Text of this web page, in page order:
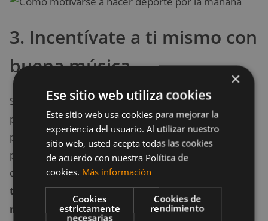
3. Incentívate a ti mismo con
buena música
Si encuentras un nueva canción que te motive y no
para de escuchar es tu oportunidad para bajar y
pasarla a tu reproductor, esto será un gran incentivo
para correr o realizar tu entrenamiento, aprovecha
que es la canción que te impulsa, esto te ayudará
tener más motivación para hacer deporte por la
mañana
×
Ese sitio web utiliza cookies
Este sitio web usa cookies para mejorar la
experiencia del usuario. Al utilizar nuestro
sitio web, usted acepta todas las cookies
de acuerdo con nuestra Política de
cookies. Más información
Cookies
estrictamente
necesarias
Cookies de
rendimiento